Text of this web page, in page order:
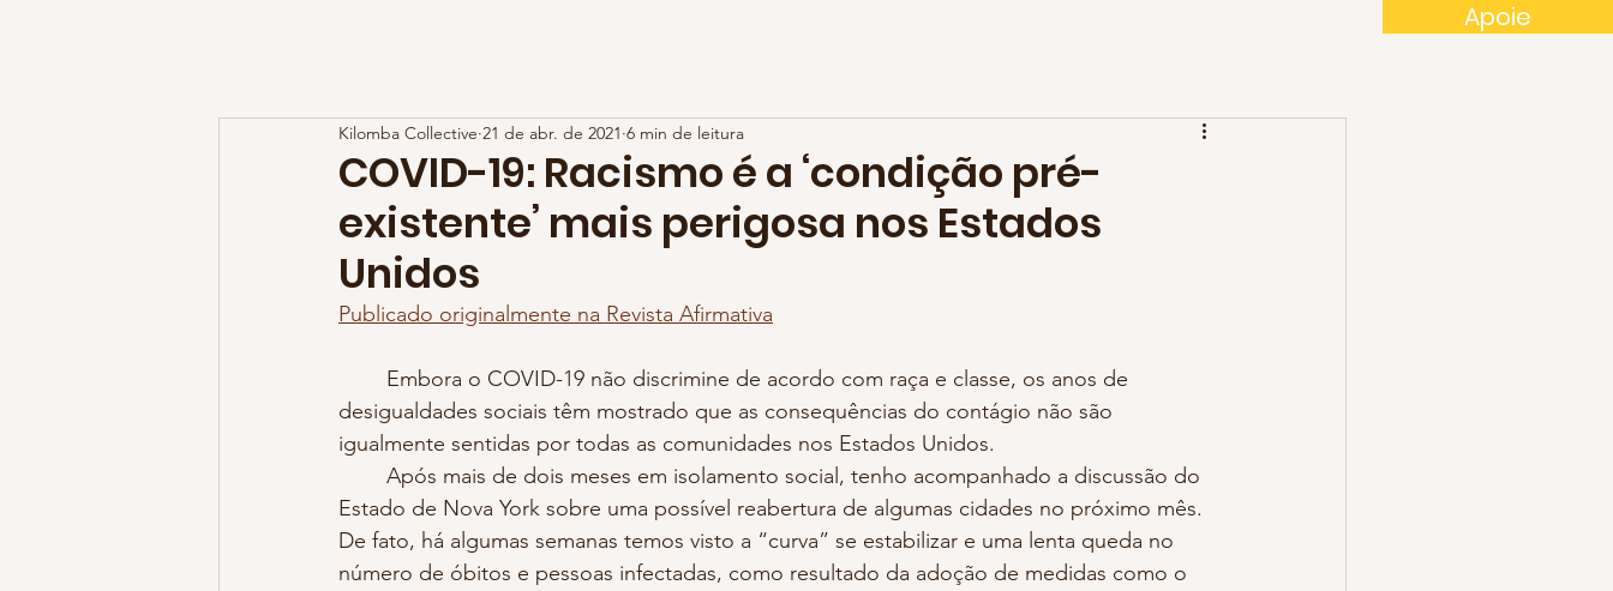
Apoie
COVID-19: Racismo é a ‘condição pré-
existente’ mais perigosa nos Estados
Unidos
Kilomba Collective 21 de abr. de 2021 6 min de leitura
Publicado originalmente na Revista Afirmativa
desigualdades sociais têm mostrado que as consequências do contágio não são
igualmente sentidas por todas as comunidades nos Estados Unidos.
Estado de Nova York sobre uma possível reabertura de algumas cidades no próximo mês.
De fato, há algumas semanas temos visto a “curva” se estabilizar e uma lenta queda no
número de óbitos e pessoas infectadas, como resultado da adoção de medidas como o